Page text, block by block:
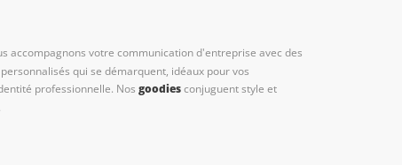
accompagnons votre communication d'entreprise avec des
qui se démarquent, idéaux pour vos
professionnelle. Nos goodiesconjuguent style et